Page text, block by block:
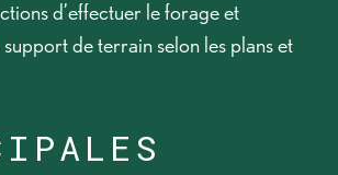
d’effectuer le forage et
support de terrain selon les plans et